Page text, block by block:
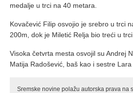
medalje u trci na 40 metara.
Kovačević Filip osvojio je srebro u trci
200m, dok je Miletić Relja bio treći u
Visoka četvrta mesta osvojil su Andrej
Matija Radošević, baš kao i sestre Lara
Sremske novine polažu autorska prava na